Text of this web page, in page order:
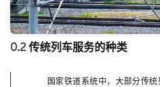
0.2 传统列车服务的种类
国家铁道系统中，大部分传